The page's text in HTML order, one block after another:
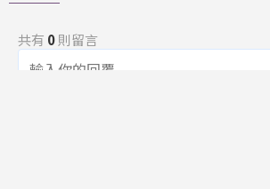
共有 0則留言